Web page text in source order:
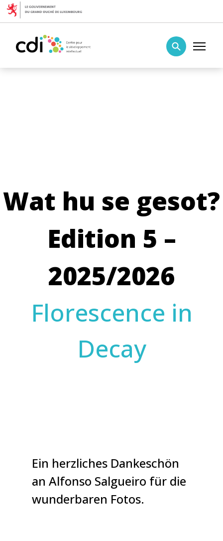
Skip to content
Wat hu se gesot?
Edition 5 –
2025/2026
Florescence in
Decay
Ein herzliches Dankeschön
an Alfonso Salgueiro für die
wunderbaren Fotos.